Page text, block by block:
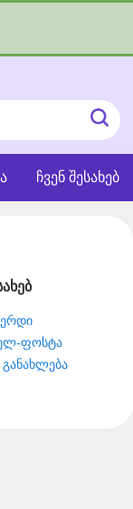
ძიეების
ჩატვირთვა
ჩვენ შესახებ
ელ-ფოსტა